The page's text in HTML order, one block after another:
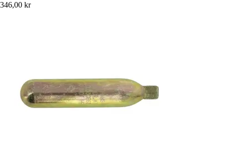
346,00 kr